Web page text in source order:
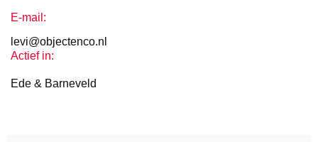
E-mail:
levi@objectenco.nl
Actief in:
Ede & Barneveld